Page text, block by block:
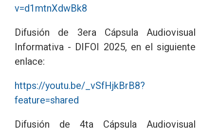
v=d1mtnXdwBk8
Difusión de 3era Cápsula Audiovisual
Informativa - DIFOI 2025, en el siguiente
enlace:
https://youtu.be/_vSfHjkBrB8?
feature=shared
Difusión de 4ta Cápsula Audiovisual